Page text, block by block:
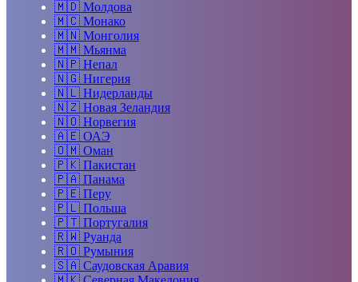
🇲🇩 Молдова
🇲🇨 Монако
🇲🇳 Монголия
🇲🇲 Мьянма
🇳🇵 Непал
🇳🇬 Нигерия
🇳🇱 Нидерланды
🇳🇿 Новая Зеландия
🇳🇴 Норвегия
🇦🇪 ОАЭ
🇴🇲 Оман
🇵🇰 Пакистан
🇵🇦 Панама
🇵🇪 Перу
🇵🇱 Польша
🇵🇹 Португалия
🇷🇼 Руанда
🇷🇴 Румыния
🇸🇦 Саудовская Аравия